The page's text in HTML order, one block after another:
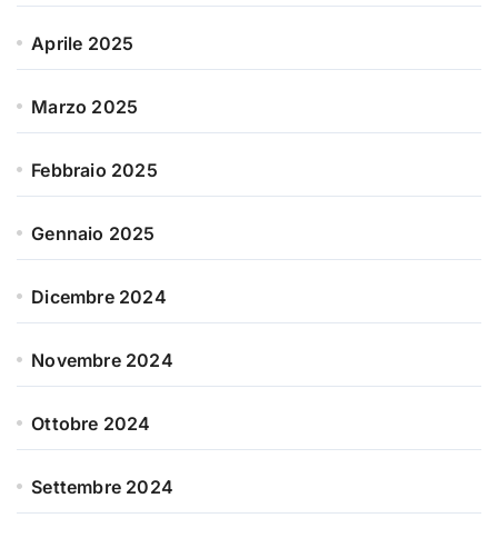
Aprile 2025
Marzo 2025
Febbraio 2025
Gennaio 2025
Dicembre 2024
Novembre 2024
Ottobre 2024
Settembre 2024